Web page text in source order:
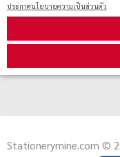
ประกาศนโยบายความเป็นส่วนตัว
สมัครรับข่าวสาร
Stationerymine.com ©